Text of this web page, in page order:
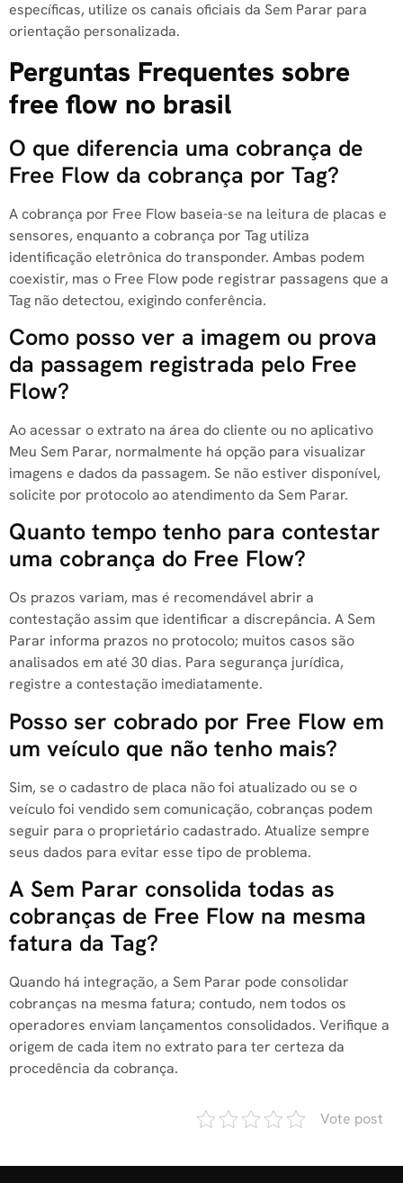
específicas, utilize os canais oficiais da Sem Parar para
orientação personalizada.
Perguntas Frequentes sobre
free flow no brasil​
O que diferencia uma cobrança de
Free Flow da cobrança por Tag?
A cobrança por Free Flow baseia-se na leitura de placas e
sensores, enquanto a cobrança por Tag utiliza
identificação eletrônica do transponder. Ambas podem
coexistir, mas o Free Flow pode registrar passagens que a
Tag não detectou, exigindo conferência.
Como posso ver a imagem ou prova
da passagem registrada pelo Free
Flow?
Ao acessar o extrato na área do cliente ou no aplicativo
Meu Sem Parar, normalmente há opção para visualizar
imagens e dados da passagem. Se não estiver disponível,
solicite por protocolo ao atendimento da Sem Parar.
Quanto tempo tenho para contestar
uma cobrança do Free Flow?
Os prazos variam, mas é recomendável abrir a
contestação assim que identificar a discrepância. A Sem
Parar informa prazos no protocolo; muitos casos são
analisados em até 30 dias. Para segurança jurídica,
registre a contestação imediatamente.
Posso ser cobrado por Free Flow em
um veículo que não tenho mais?
Sim, se o cadastro de placa não foi atualizado ou se o
veículo foi vendido sem comunicação, cobranças podem
seguir para o proprietário cadastrado. Atualize sempre
seus dados para evitar esse tipo de problema.
A Sem Parar consolida todas as
cobranças de Free Flow na mesma
fatura da Tag?
Quando há integração, a Sem Parar pode consolidar
cobranças na mesma fatura; contudo, nem todos os
operadores enviam lançamentos consolidados. Verifique a
origem de cada item no extrato para ter certeza da
procedência da cobrança.
Vote post